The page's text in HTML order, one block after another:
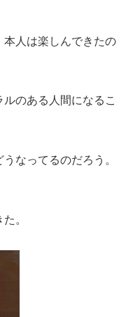
本人は楽しんできたの
のある人間になるこ
なってるのだろう。
。